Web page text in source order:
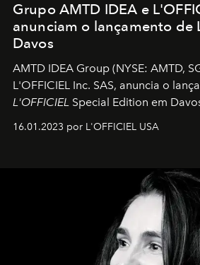
Grupo AMTD IDEA e
anunciam o lançamento de
Davos
AMTD IDEA Group (NYSE: AMTD,
L'OFFICIEL Inc. SAS, anuncia o
L'OFFICIEL Special Edition em
16.01.2023 por L'OFFICIEL USA